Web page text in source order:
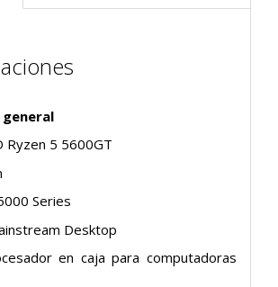
Ryzen 5 5600GT
Series
Desktop
en caja para computadoras